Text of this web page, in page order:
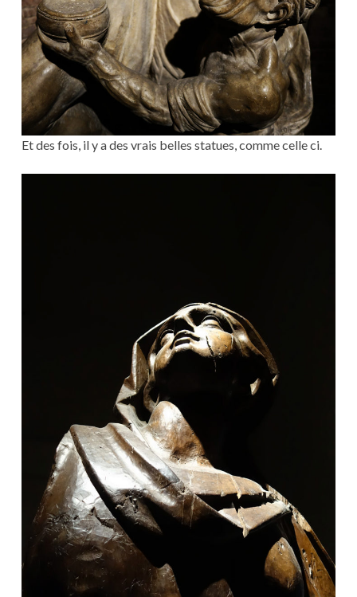
Et des fois, il y a des vrais belles statues, comme celle ci.